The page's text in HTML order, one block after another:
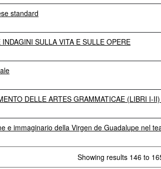
standard
SULLA VITA E SULLE OPERE
DELLE ARTES GRAMMATICAE (LIBRI I-
e immaginario della Virgen de Guadalupe nel
Showing results 146 to